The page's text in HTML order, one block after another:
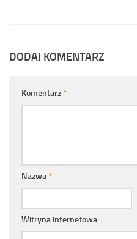
DODAJ KOMENTARZ
Komentarz*
Nazwa*
Witryna internetowa